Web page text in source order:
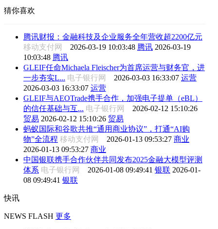
猜你喜欢
腾讯财报：金融科技及企业服务全年营收超2200亿元
移动支付网 2026-03-19 10:03:48 腾讯 2026-03-19
10:03:48 腾讯
GLEIF任命Michaela Fleischer为首席运营与财务官，进
一步夯实L... 电子银行网 2026-03-03 16:33:07 运营
2026-03-03 16:33:07 运营
GLEIF与AEOTrade携手合作，加强电子提单（eBL）
的信任基础与互... 电子银行网 2026-02-12 15:10:26
贸易 2026-02-12 15:10:26 贸易
蚂蚁国际和谷歌共推“通用商业协议”，打通“AI购
物”全流程 移动支付网 2026-01-13 09:53:27 商业
2026-01-13 09:53:27 商业
中国银联携手合作伙伴共同发布2025金融大模型评测
体系 电子银行网 2026-01-08 09:49:41 银联 2026-01-
08 09:49:41 银联
快讯
NEWS FLASH 更多